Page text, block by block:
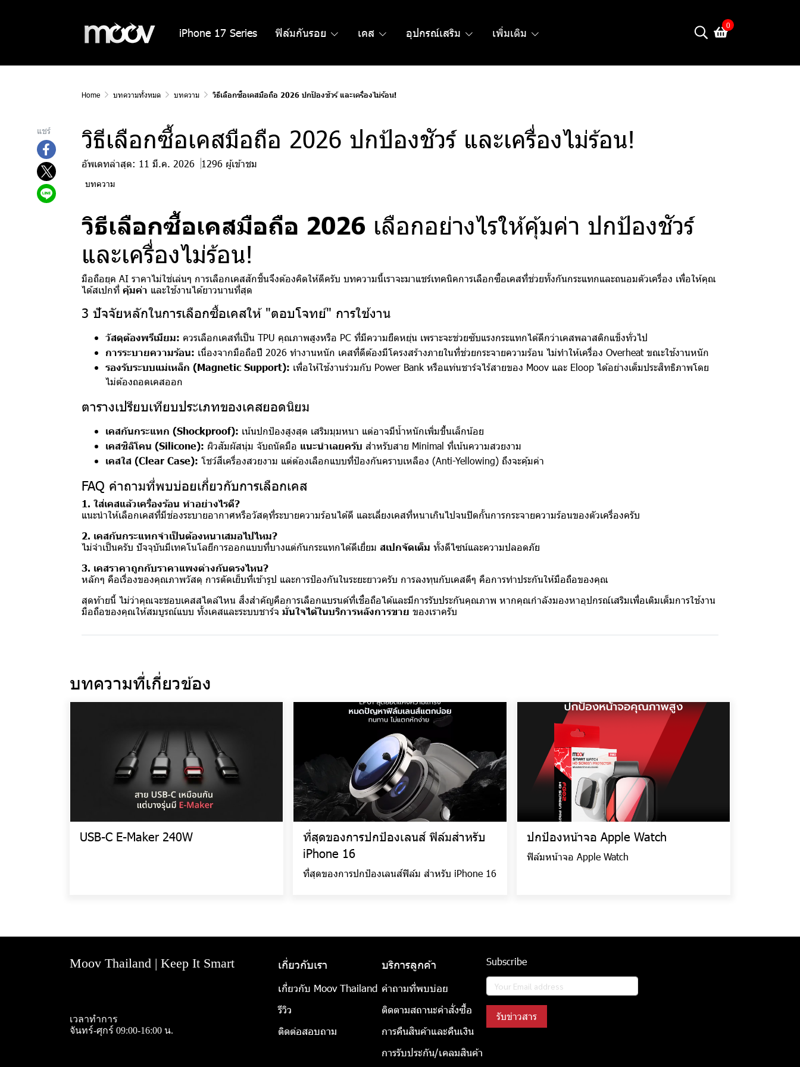
iPhone 17 Series ฟิล์มกันรอย เคส อุปกรณ์เสริม เพิ่มเติม
0
Home บทความทั้งหมด บทความ วิธีเลือกซื้อเคสมือถือ 2026 ปกป้องชัวร์ และเครื่องไม่ร้อน!
แชร์ วิธีเลือกซื้อเคสมือถือ 2026 ปกป้องชัวร์ และเครื่องไม่ร้อน!
อัพเดทล่าสุด: 11 มี.ค. 2026 1296 ผู้เข้าชม
บทความ
วิธีเลือกซื้อเคสมือถือ 2026 เลือกอย่างไรให้คุ้มค่า ปกป้องชัวร์
และเครื่องไม่ร้อน!
มือถือยุค AI ราคาไม่ใช่เล่นๆ การเลือกเคสสักชิ้นจึงต้องคิดให้ดีครับ บทความนี้เราจะมาแชร์เทคนิคการเลือกซื้อเคสที่ช่วยทั้งกันกระแทกและถนอมตัวเครื่อง เพื่อให้คุณ
ได้สเปกที่คุ้มค่า และใช้งานได้ยาวนานที่สุด
3 ปัจจัยหลักในการเลือกซื้อเคสให้ "ตอบโจทย์" การใช้งาน
วัสดุต้องพรีเมียม: ควรเลือกเคสที่เป็น TPU คุณภาพสูงหรือ PC ที่มีความยืดหยุ่น เพราะจะช่วยซับแรงกระแทกได้ดีกว่าเคสพลาสติกแข็งทั่วไป
การระบายความร้อน: เนื่องจากมือถือปี 2026 ทำงานหนัก เคสที่ดีต้องมีโครงสร้างภายในที่ช่วยกระจายความร้อน ไม่ทำให้เครื่อง Overheat ขณะใช้งานหนัก
รองรับระบบแม่เหล็ก (Magnetic Support): เพื่อให้ใช้งานร่วมกับ Power Bank หรือแท่นชาร์จไร้สายของ Moov และ Eloop ได้อย่างเต็มประสิทธิภาพโดย
ไม่ต้องถอดเคสออก
ตารางเปรียบเทียบประเภทของเคสยอดนิยม
เคสกันกระแทก (Shockproof): เน้นปกป้องสูงสุด เสริมมุมหนา แต่อาจมีน้ำหนักเพิ่มขึ้นเล็กน้อย
เคสซิลิโคน (Silicone): ผิวสัมผัสนุ่ม จับถนัดมือ แนะนำเลยครับ สำหรับสาย Minimal ที่เน้นความสวยงาม
เคสใส (Clear Case): โชว์สีเครื่องสวยงาม แต่ต้องเลือกแบบที่ป้องกันคราบเหลือง (Anti-Yellowing) ถึงจะคุ้มค่า
FAQ คำถามที่พบบ่อยเกี่ยวกับการเลือกเคส
1. ใส่เคสแล้วเครื่องร้อน ทำอย่างไรดี?
แนะนำให้เลือกเคสที่มีช่องระบายอากาศหรือวัสดุที่ระบายความร้อนได้ดี และเลี่ยงเคสที่หนาเกินไปจนปิดกั้นการกระจายความร้อนของตัวเครื่องครับ
2. เคสกันกระแทกจำเป็นต้องหนาเสมอไปไหม?
ไม่จำเป็นครับ ปัจจุบันมีเทคโนโลยีการออกแบบที่บางแต่กันกระแทกได้ดีเยี่ยม สเปกจัดเต็ม ทั้งดีไซน์และความปลอดภัย
3. เคสราคาถูกกับราคาแพงต่างกันตรงไหน?
หลักๆ คือเรื่องของคุณภาพวัสดุ การตัดเย็บที่เข้ารูป และการป้องกันในระยะยาวครับ การลงทุนกับเคสดีๆ คือการทำประกันให้มือถือของคุณ
สุดท้ายนี้ ไม่ว่าคุณจะชอบเคสสไตล์ไหน สิ่งสำคัญคือการเลือกแบรนด์ที่เชื่อถือได้และมีการรับประกันคุณภาพ หากคุณกำลังมองหาอุปกรณ์เสริมเพื่อเติมเต็มการใช้งาน
มือถือของคุณให้สมบูรณ์แบบ ทั้งเคสและระบบชาร์จมั่นใจได้ในบริการหลังการขาย ของเราครับ
บทความที่เกี่ยวข้อง
USB-C E-Maker 240W
ที่สุดของการปกป้องเลนส์ ฟิล์มสำหรับ
iPhone 16
ที่สุดของการปกป้องเลนส์ฟิล์ม สำหรับ iPhone 16
ปกป้องหน้าจอ Apple Watch
ฟิล์มหน้าจอ Apple Watch
Moov Thailand | Keep It Smart
เวลาทำการ
จันทร์-ศุกร์ 09:00-16:00 น.
เกี่ยวกับเรา
เกี่ยวกับ Moov Thailand
รีวิว
ติดต่อสอบถาม
บริการลูกค้า
คำถามที่พบบ่อย
ติดตามสถานะคำสั่งซื้อ
การคืนสินค้าและคืนเงิน
การรับประกัน/เคลมสินค้า
Subscribe
รับข่าวสาร